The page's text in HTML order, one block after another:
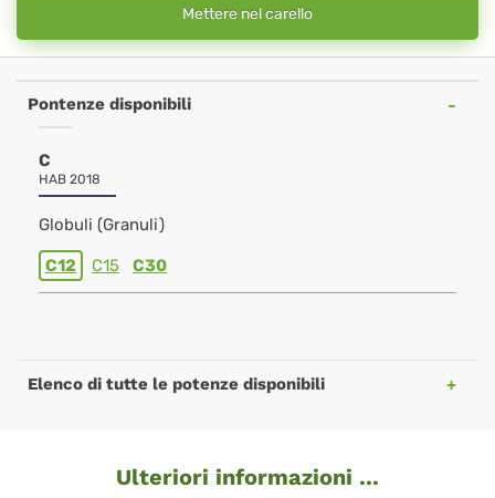
Mettere nel carello
Pontenze disponibili
C
HAB 2018
Globuli (Granuli)
C12 C15 C30
Elenco di tutte le potenze disponibili
Ulteriori informazioni ...